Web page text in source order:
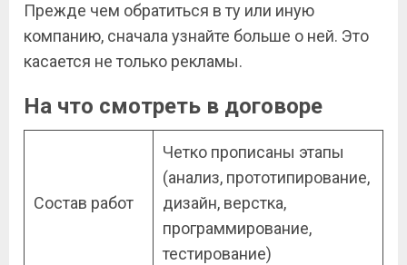
Прежде чем обратиться в ту или иную
компанию, сначала узнайте больше о ней. Это
касается не только рекламы.
На что смотреть в договоре
Состав работ
Четко прописаны этапы
(анализ, прототипирование,
дизайн, верстка,
программирование,
тестирование)